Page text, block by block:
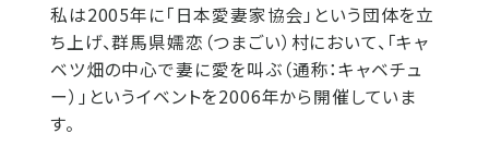
私は2005年に「日本愛妻家協会」という団体を立
ち上げ、群馬県嬬恋（つまごい）村において、「キャ
ベツ畑の中心で妻に愛を叫ぶ（通称：キャベチュ
ー）」というイベントを2006年から開催していま
す。